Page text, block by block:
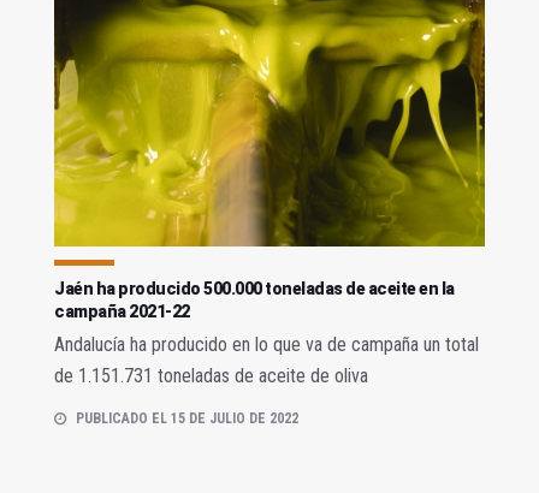
Jaén ha producido 500.000 toneladas de aceite en la
campaña 2021-22
Andalucía ha producido en lo que va de campaña un total
de 1.151.731 toneladas de aceite de oliva
PUBLICADO EL 15 DE JULIO DE 2022